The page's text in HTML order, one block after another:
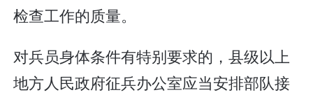
检查工作的质量。
对兵员身体条件有特别要求的，县级以上
地方人民政府征兵办公室应当安排部队接